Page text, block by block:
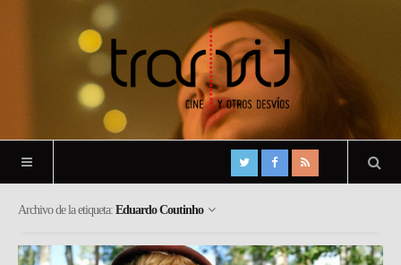
Archivo de la etiqueta: Eduardo Coutinho